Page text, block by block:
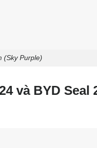
(Sky Purple)
và BYD Seal